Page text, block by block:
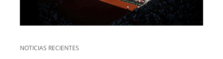
NOTICIAS RECIENTES